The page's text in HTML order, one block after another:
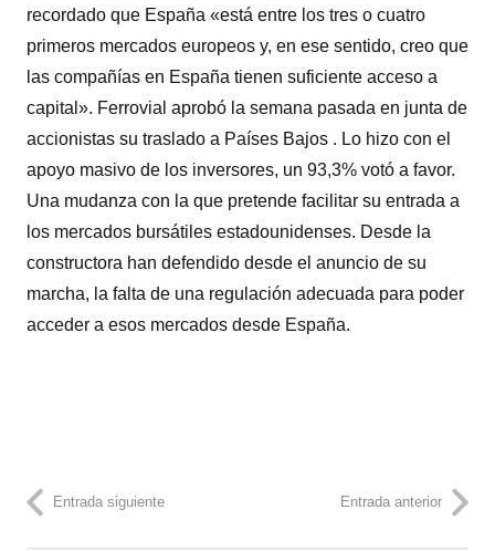
recordado que España «está entre los tres o cuatro
primeros mercados europeos y, en ese sentido, creo que
las compañías en España tienen suficiente acceso a
capital». Ferrovial aprobó la semana pasada en junta de
accionistas su traslado a Países Bajos . Lo hizo con el
apoyo masivo de los inversores, un 93,3% votó a favor.
Una mudanza con la que pretende facilitar su entrada a
los mercados bursátiles estadounidenses. Desde la
constructora han defendido desde el anuncio de su
marcha, la falta de una regulación adecuada para poder
acceder a esos mercados desde España.
Entrada siguiente Entrada anterior